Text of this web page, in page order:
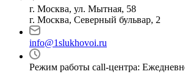
г. Москва, ул. Мытная, 58
г. Москва, Северный бульвар, 2
info@1slukhovoi.ru
Режим работы call-центра: